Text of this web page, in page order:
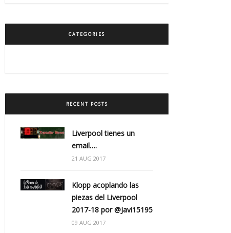
CATEGORIES
RECENT POSTS
Liverpool tienes un
email….
21 AUG 2017
Klopp acoplando las
piezas del Liverpool
2017-18 por @Javi15195
09 AUG 2017